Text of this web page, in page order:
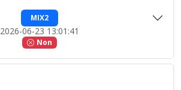
MIX2
2026-06-23 13:01:41
Non